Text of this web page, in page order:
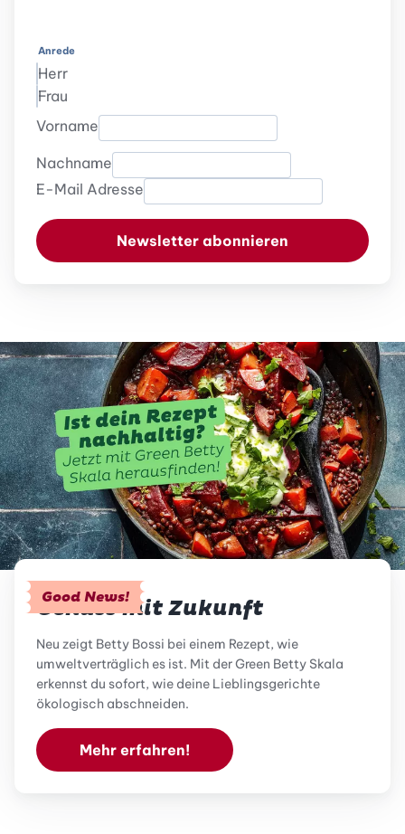
Anrede
Herr
Frau
Vorname
Nachname
E-Mail Adresse
Newsletter abonnieren
Good News!
Genuss mit Zukunft
Neu zeigt Betty Bossi bei einem Rezept, wie
umweltverträglich es ist. Mit der Green Betty Skala
erkennst du sofort, wie deine Lieblingsgerichte
ökologisch abschneiden.
Mehr erfahren!